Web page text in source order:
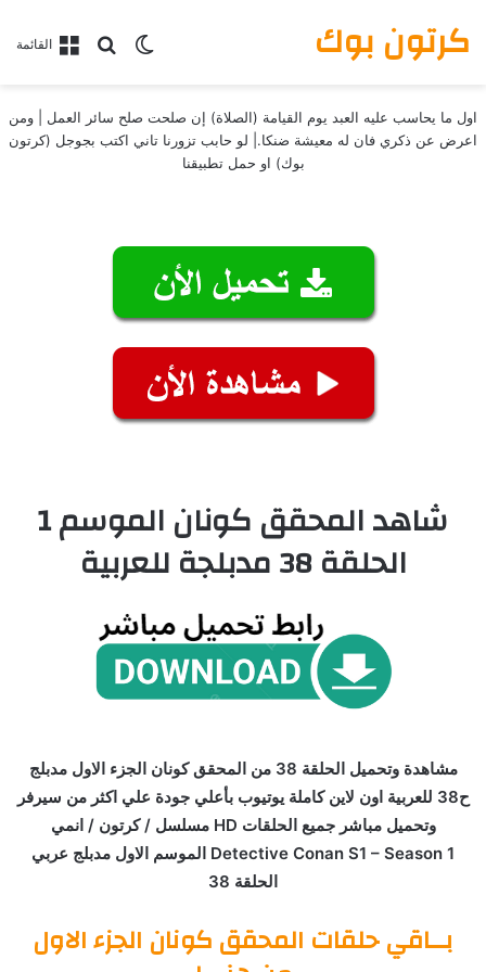
القائمةبحث عن
الوضع المظلم كرتون بوك
اول ما يحاسب عليه العبد يوم القيامة (الصلاة) إن صلحت صلح سائر العمل | ومن
اعرض عن ذكري فان له معيشة ضنكا.| لو حابب تزورنا تاني اكتب بجوجل (كرتون
بوك) او حمل تطبيقنا
شاهد المحقق كونان الموسم 1
الحلقة 38 مدبلجة للعربية
مشاهدة وتحميل الحلقة 38 من المحقق كونان الجزء الاول مدبلج
ح38 للعربية اون لاين كاملة يوتيوب بأعلي جودة علي اكثر من سيرفر
وتحميل مباشر جميع الحلقات HD مسلسل / كرتون / انمي
Detective Conan S1 – Season 1 الموسم الاول مدبلج عربي
الحلقة 38
بــاقي حلقات المحقق كونان الجزء الاول